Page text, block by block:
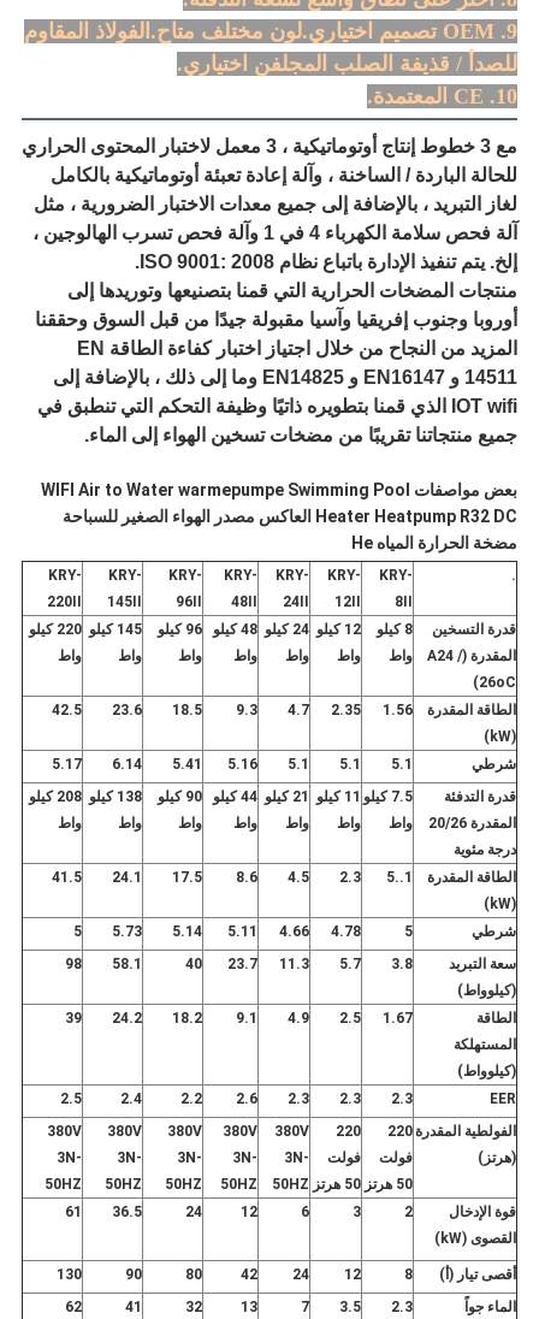
9. OEM تصميم اختياري.لون مختلف متاح.الفولاذ المقاوم
للصدأ / قذيفة الصلب المجلفن اختياري.
10. CE المعتمدة.
مع 3 خطوط إنتاج أوتوماتيكية ، 3 معمل لاختبار المحتوى الحراري
للحالة الباردة / الساخنة ، وآلة إعادة تعبئة أوتوماتيكية بالكامل
لغاز التبريد ، بالإضافة إلى جميع معدات الاختبار الضرورية ، مثل
آلة فحص سلامة الكهرباء 4 في 1 وآلة فحص تسرب الهالوجين ،
إلخ. يتم تنفيذ الإدارة باتباع نظام ISO 9001: 2008.
منتجات المضخات الحرارية التي قمنا بتصنيعها وتوريدها إلى
أوروبا وجنوب إفريقيا وآسيا مقبولة جيدًا من قبل السوق وحققنا
المزيد من النجاح من خلال اجتياز اختبار كفاءة الطاقة EN
14511 و EN16147 و EN14825 وما إلى ذلك ، بالإضافة إلى
IOT wifi الذي قمنا بتطويره ذاتيًا وظيفة التحكم التي تنطبق في
جميع منتجاتنا تقريبًا من مضخات تسخين الهواء إلى الماء.
بعض مواصفات WIFI Air to Water warmepumpe Swimming Pool
Heater Heatpump R32 DC العاكس مصدر الهواء الصغير للسباحة
مضخة الحرارة المياه He
.
KRY-
8II
KRY-
12II
KRY-
24II
KRY-
48II
KRY-
96II
KRY-
145II
KRY-
220II
قدرة التسخين
المقدرة (A24 /
26oC)
8 كيلو
واط
12 كيلو
واط
24 كيلو
واط
48 كيلو
واط
96 كيلو
واط
145 كيلو
واط
220 كيلو
واط
الطاقة المقدرة
(kW)
1.56
2.35
4.7
9.3
18.5
23.6
42.5
شرطي 5.1
5.1
5.1
5.16
5.41
6.14
5.17
قدرة التدفئة
المقدرة 20/26
درجة مئوية
7.5 كيلو
واط
11 كيلو
واط
21 كيلو
واط
44 كيلو
واط
90 كيلو
واط
138 كيلو
واط
208 كيلو
واط
الطاقة المقدرة
(kW)
1..5
2.3
4.5
8.6
17.5
24.1
41.5
شرطي 5
4.78
4.66
5.11
5.14
5.73
5
سعة التبريد
(كيلوواط)
3.8
5.7
11.3
23.7
40
58.1
98
الطاقة
المستهلكة
(كيلوواط)
1.67
2.5
4.9
9.1
18.2
24.2
39
EER
2.3
2.3
2.3
2.6
2.2
2.4
2.5
الفولطية المقدرة
(هرتز)
220
فولت
50 هرتز
220
فولت
50 هرتز
380V
3N-
50HZ
380V
3N-
50HZ
380V
3N-
50HZ
380V
3N-
50HZ
380V
3N-
50HZ
قوة الإدخال
القصوى (kW)
2
3
6
12
24
36.5
61
أقصى تيار (أ) 8
12
24
42
80
90
130
الماء جواً
2.3
3.5
7
13
32
41
62